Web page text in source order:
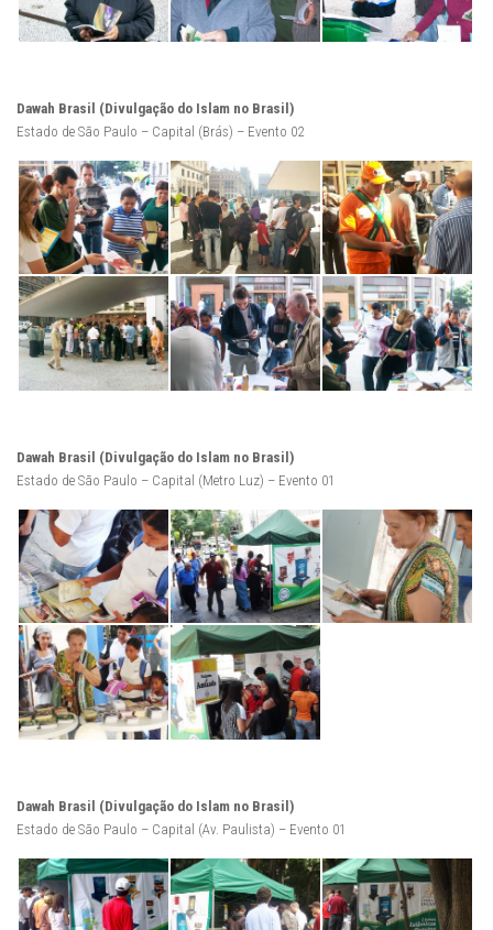
Dawah Brasil (Divulgação do Islam no Brasil)
Estado de São Paulo – Capital (Brás) – Evento 02
Dawah Brasil (Divulgação do Islam no Brasil)
Estado de São Paulo – Capital (Metro Luz) – Evento 01
Dawah Brasil (Divulgação do Islam no Brasil)
Estado de São Paulo – Capital (Av. Paulista) – Evento 01